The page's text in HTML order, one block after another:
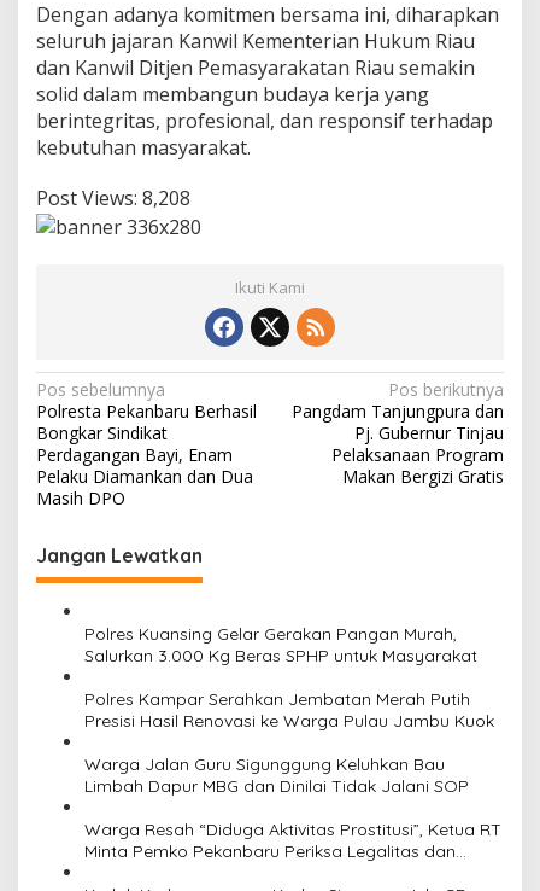
Dengan adanya komitmen bersama ini, diharapkan
seluruh jajaran Kanwil Kementerian Hukum Riau
dan Kanwil Ditjen Pemasyarakatan Riau semakin
solid dalam membangun budaya kerja yang
berintegritas, profesional, dan responsif terhadap
kebutuhan masyarakat.
Post Views: 8,208
Ikuti Kami
N
a
v
i
a
Pos sebelumnya
Polresta Pekanbaru Berhasil
Bongkar Sindikat
Perdagangan Bayi, Enam
Pelaku Diamankan dan Dua
Masih DPO
Pos berikutnya
Pangdam Tanjungpura dan
Pj. Gubernur Tinjau
Pelaksanaan Program
Makan Bergizi Gratis
Jangan Lewatkan
Polres Kuansing Gelar Gerakan Pangan Murah,
Salurkan 3.000 Kg Beras SPHP untuk Masyarakat
Polres Kampar Serahkan Jembatan Merah Putih
Presisi Hasil Renovasi ke Warga Pulau Jambu Kuok
Warga Jalan Guru Sigunggung Keluhkan Bau
Limbah Dapur MBG dan Dinilai Tidak Jalani SOP
Warga Resah “Diduga Aktivitas Prostitusi”, Ketua RT
Minta Pemko Pekanbaru Periksa Legalitas dan